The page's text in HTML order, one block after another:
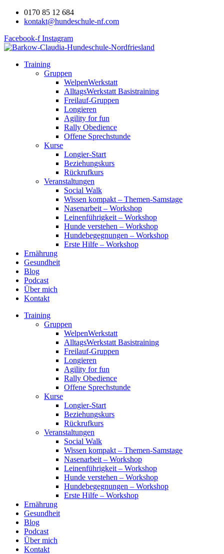
0170 85 12 684
kontakt@hundeschule-nf.com
Facebook-f Instagram
Training
Gruppen
WelpenWerkstatt
AlltagsWerkstatt Basistraining
Freilauf-Gruppen
Longieren
Agility for fun
Rally Obedience
Offene Sprechstunde
Kurse
Longier-Start
Beziehungskurs
Rückrufkurs
Veranstaltungen
Social Walk
Wissen kompakt – Themen-Samstage
Nasenarbeit – Workshop
Leinenführigkeit – Workshop
Hunde verstehen – Workshop
Hundebegegnungen – Workshop
Erste Hilfe – Workshop
Ernährung
Gesundheit
Blog
Podcast
Über mich
Kontakt
Training
Gruppen
WelpenWerkstatt
AlltagsWerkstatt Basistraining
Freilauf-Gruppen
Longieren
Agility for fun
Rally Obedience
Offene Sprechstunde
Kurse
Longier-Start
Beziehungskurs
Rückrufkurs
Veranstaltungen
Social Walk
Wissen kompakt – Themen-Samstage
Nasenarbeit – Workshop
Leinenführigkeit – Workshop
Hunde verstehen – Workshop
Hundebegegnungen – Workshop
Erste Hilfe – Workshop
Ernährung
Gesundheit
Blog
Podcast
Über mich
Kontakt